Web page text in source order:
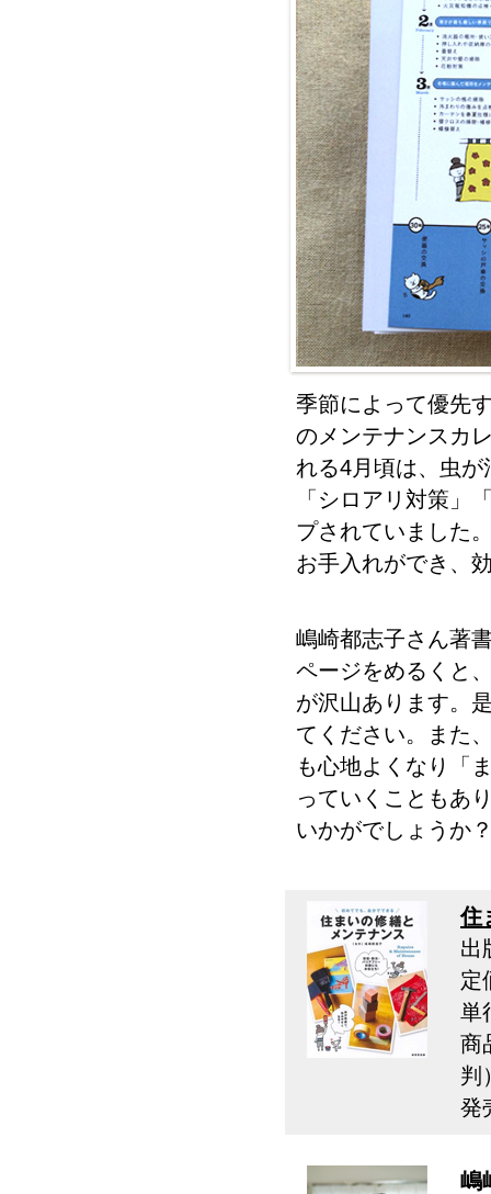
季節によって優先
のメンテナンスカ
れる4月頃は、虫
「シロアリ対策」
プされていました
お手入れができ、
嶋崎都志子さん著
ページをめるくと
が沢山あります。
てください。また
も心地よくなり「
っていくこともあ
いかがでしょうか
住
出
定
単
商
判
発
嶋